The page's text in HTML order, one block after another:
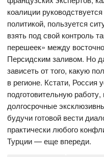
коалиции
политикой, пользуется
взять под свой контроль
перешеек» между
Персидским заливом. Но
зависеть от того, какую
в регионе. Кстати, Россия
подготовительную
долгосрочные
будучи готовой вести
практически любого
Турции — еще впереди.